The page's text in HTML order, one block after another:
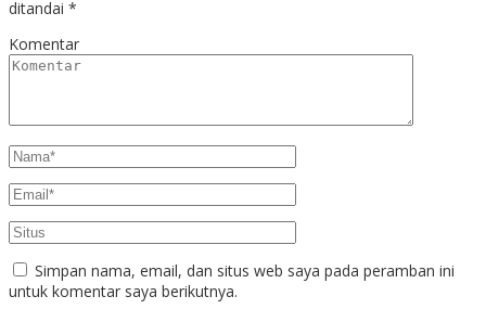
ditandai *
Komentar
Simpan nama, email, dan situs web saya pada peramban ini
untuk komentar saya berikutnya.